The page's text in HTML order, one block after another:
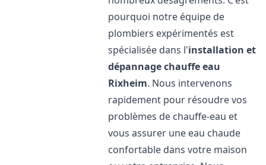
pourquoi notre équipe de
plombiers expérimentés est
spécialisée dans l'installation et
dépannage chauffe eau
Rixheim. Nous intervenons
rapidement pour résoudre vos
problèmes de chauffe-eau et
vous assurer une eau chaude
confortable dans votre maison